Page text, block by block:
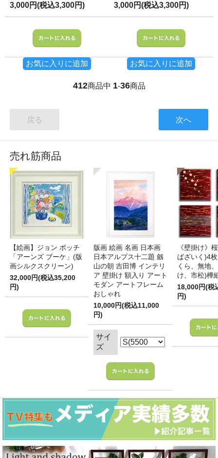
3,000円(税込3,300円)
お気に入りに追加
3,000円(税込3,300円)
お気に入りに追加
412商品中 1-36商品
戻る 次へ
売れ筋商品
【絵画】ジョン ボッチ
「アーンズ ブーケ」(版
画シルクスクリーン)
32,000円(税込35,200
円)
版画 絵画 名画 日本画
日本アルプス十二題 劔
山の朝 吉田博 インテリ
ア 壁掛け 額入り アート
モダン アートフレーム
おしゃれ
10,000円(税込11,000
円)
サイ
ズ
《壁掛け》
ばざいく)4
くら、無地
け、市松)樺
18,000円(税
円)